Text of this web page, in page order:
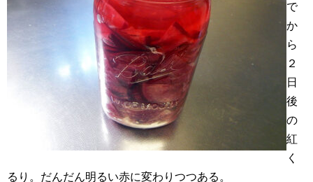
で
か
ら
２
日
後
の
紅
く
るり。だんだん明るい赤に変わりつつある。